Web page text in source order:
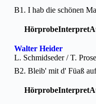
B1. I hab die schönen
HörprobeInterpret
Walter Heider
L. Schmidseder / T.
B2. Bleib' mit d' Füaß
HörprobeInterpret